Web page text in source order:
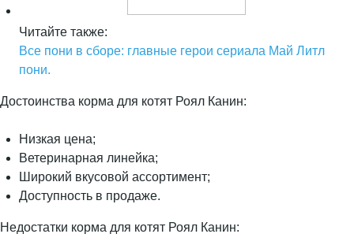
Читайте также:
Все пони в сборе: главные герои сериала Май Литл
пони.
Достоинства корма для котят Роял Канин:
Низкая цена;
Ветеринарная линейка;
Широкий вкусовой ассортимент;
Доступность в продаже.
Недостатки корма для котят Роял Канин: